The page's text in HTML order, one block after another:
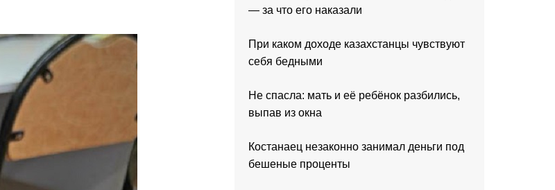
— за что его наказали
При каком доходе казахстанцы чувствуют
себя бедными
Не спасла: мать и её ребёнок разбились,
выпав из окна
Костанаец незаконно занимал деньги под
бешеные проценты